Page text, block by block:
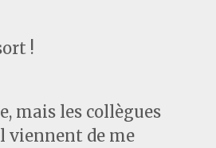
!
mais les collègues
viennent de me